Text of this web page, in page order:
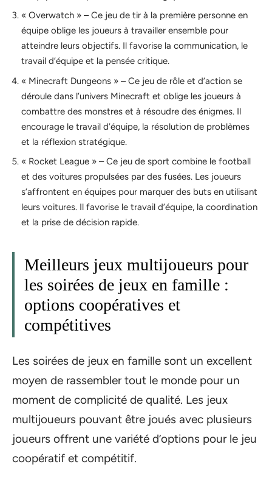
« Overwatch » – Ce jeu de tir à la première personne en
équipe oblige les joueurs à travailler ensemble pour
atteindre leurs objectifs. Il favorise la communication, le
travail d’équipe et la pensée critique.
« Minecraft Dungeons » – Ce jeu de rôle et d’action se
déroule dans l’univers Minecraft et oblige les joueurs à
combattre des monstres et à résoudre des énigmes. Il
encourage le travail d’équipe, la résolution de problèmes
et la réflexion stratégique.
« Rocket League » – Ce jeu de sport combine le football
et des voitures propulsées par des fusées. Les joueurs
s’affrontent en équipes pour marquer des buts en utilisant
leurs voitures. Il favorise le travail d’équipe, la coordination
et la prise de décision rapide.
Meilleurs jeux multijoueurs pour
les soirées de jeux en famille :
options coopératives et
compétitives
Les soirées de jeux en famille sont un excellent
moyen de rassembler tout le monde pour un
moment de complicité de qualité. Les jeux
multijoueurs pouvant être joués avec plusieurs
joueurs offrent une variété d’options pour le jeu
coopératif et compétitif.